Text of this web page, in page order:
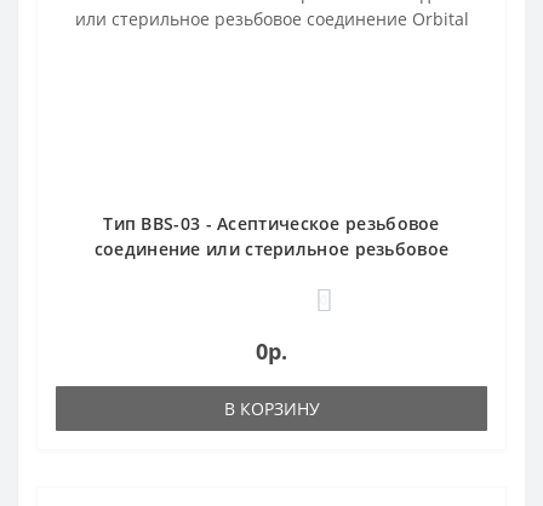
Тип BBS-03 - Асептическое резьбовое
соединение или стерильное резьбовое
0р.
В КОРЗИНУ